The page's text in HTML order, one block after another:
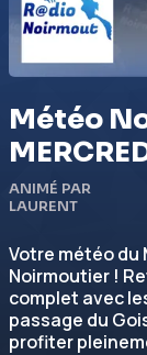
Météo
ANIMÉ PAR
LAURENT
Votre météo du
Noirmoutier !
complet avec
passage du
profiter